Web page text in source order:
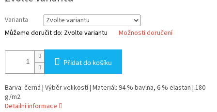
Varianta
Můžeme doručit do: Zvolte variantu Možnosti doručení
Přidat do košíku
Barva: černá | Výběr velikostí | Materiál: 94 % bavlna, 6 % elastan | 180
g/m2
Detailní informace